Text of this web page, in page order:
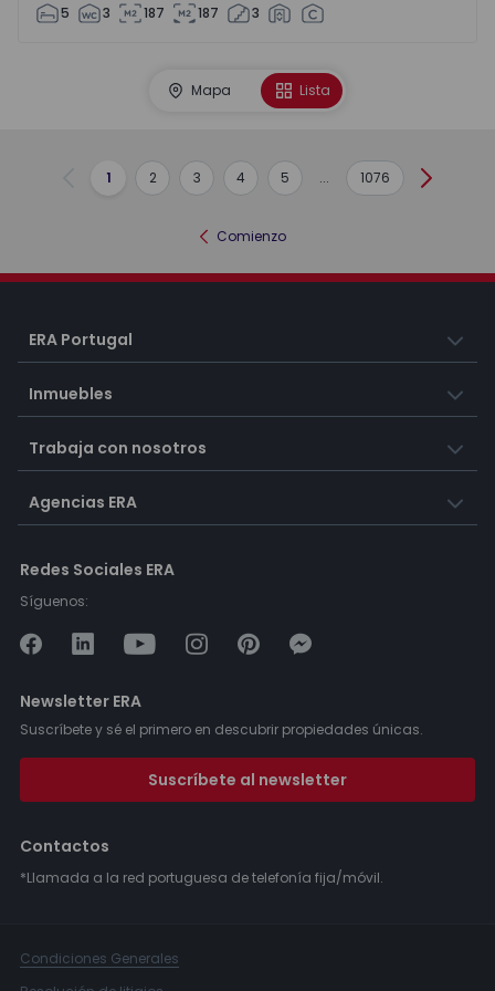
5 3 187 187 3
Mapa Lista
Anterior
1 2 3 4 5 ... 1076
Comienzo
ERA Portugal
Inmuebles
Trabaja con nosotros
Agencias ERA
Redes Sociales ERA
Síguenos:
Newsletter ERA
Suscríbete y sé el primero en descubrir propiedades únicas.
Suscríbete al newsletter
Contactos
*Llamada a la red portuguesa de telefonía fija/móvil.
Condiciones Generales